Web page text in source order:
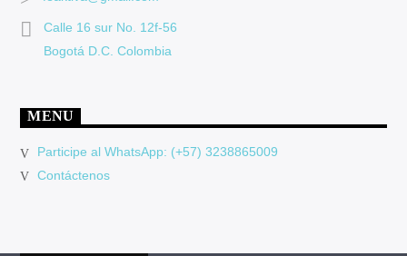
Calle 16 sur No. 12f-56
Bogotá D.C. Colombia
MENU
Participe al WhatsApp: (+57) 3238865009
Contáctenos